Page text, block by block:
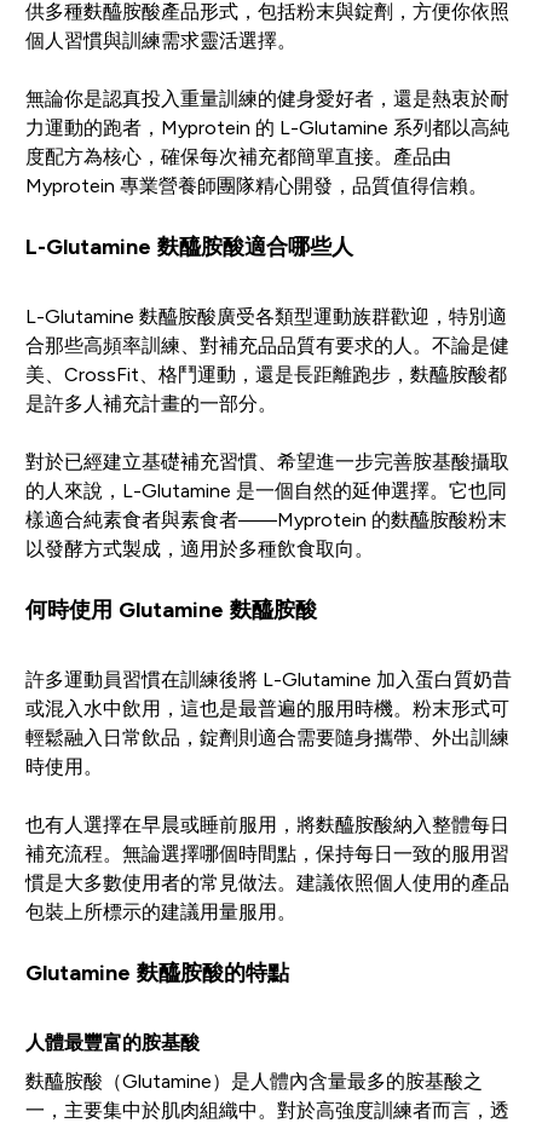
供多種麩醯胺酸產品形式，包括粉末與錠劑，方便你依照
個人習慣與訓練需求靈活選擇。
無論你是認真投入重量訓練的健身愛好者，還是熱衷於耐
力運動的跑者，Myprotein 的 L-Glutamine 系列都以高純
度配方為核心，確保每次補充都簡單直接。產品由
Myprotein 專業營養師團隊精心開發，品質值得信賴。
L-Glutamine 麩醯胺酸適合哪些人
L-Glutamine 麩醯胺酸廣受各類型運動族群歡迎，特別適
合那些高頻率訓練、對補充品品質有要求的人。不論是健
美、CrossFit、格鬥運動，還是長距離跑步，麩醯胺酸都
是許多人補充計畫的一部分。
對於已經建立基礎補充習慣、希望進一步完善胺基酸攝取
的人來說，L-Glutamine 是一個自然的延伸選擇。它也同
樣適合純素食者與素食者——Myprotein 的麩醯胺酸粉末
以發酵方式製成，適用於多種飲食取向。
何時使用 Glutamine 麩醯胺酸
許多運動員習慣在訓練後將 L-Glutamine 加入蛋白質奶昔
或混入水中飲用，這也是最普遍的服用時機。粉末形式可
輕鬆融入日常飲品，錠劑則適合需要隨身攜帶、外出訓練
時使用。
也有人選擇在早晨或睡前服用，將麩醯胺酸納入整體每日
補充流程。無論選擇哪個時間點，保持每日一致的服用習
慣是大多數使用者的常見做法。建議依照個人使用的產品
包裝上所標示的建議用量服用。
Glutamine 麩醯胺酸的特點
人體最豐富的胺基酸
麩醯胺酸（Glutamine）是人體內含量最多的胺基酸之
一，主要集中於肌肉組織中。對於高強度訓練者而言，透